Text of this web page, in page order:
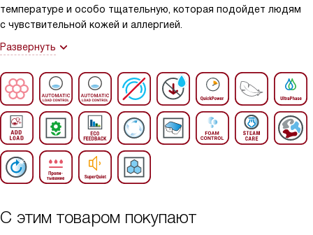
температуре и особо тщательную, которая подойдет людям
с чувствительной кожей и аллергией.
Развернуть
С этим товаром покупают